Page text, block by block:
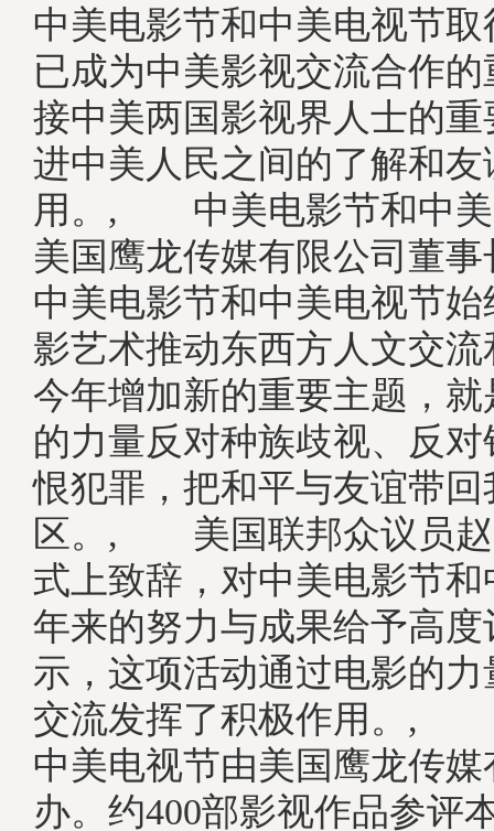
中美电影节和中美电视节
已成为中美影视交流合作
接中美两国影视界人士的
进中美人民之间的了解和
用。, 中美电影节和中美
美国鹰龙传媒有限公司董
中美电影节和中美电视节
影艺术推动东西方人文交
今年增加新的重要主题，
的力量反对种族歧视、反
恨犯罪，把和平与友谊带回
区。, 美国联邦众议员赵
式上致辞，对中美电影节和
年来的努力与成果给予高
示，这项活动通过电影的
交流发挥了积极作用。,
中美电视节由美国鹰龙传
办。约400部影视作品参评